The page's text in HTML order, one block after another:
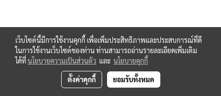
เว็บไซต์นี้มีการใช้งานคุกกี้ เพื่อเพิ่มประสิทธิภาพและประสบการณ์ที่ดี
ในการใช้งานเว็บไซต์ของท่าน ท่านสามารถอ่านรายละเอียดเพิ่มเติม
ได้ที่นโยบายความเป็นส่วนตัว และ นโยบายคุกกี้
ตั้งค่าคุกกี้ ยอมรับทั้งหมด